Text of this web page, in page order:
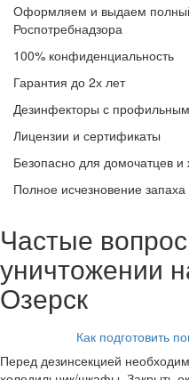
Оформляем и выдаем
Роспотребнадзора
100% конфиденциальность
Гарантия до 2х лет
Дезинфекторы с
Лицензии и сертификаты
Безопасно для домочатцев и
Полное исчезновение запаха
Частые
уничтожении
Озерск
Как подготовить
Перед дезинсекцией